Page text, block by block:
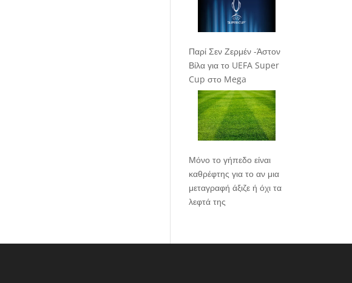
Παρί Σεν Ζερμέν -Άστον
Βίλα για το UEFA Super
Cup στο Mega
Μόνο το γήπεδο είναι
καθρέφτης για το αν μια
μεταγραφή άξιζε ή όχι τα
λεφτά της